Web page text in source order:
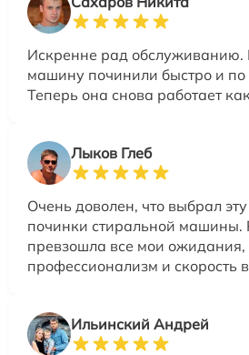
Искренне рад
машину починили быстро и
Теперь она снова работает
Лыков Глеб
Очень доволен, что выбрал
починки стиральной машины.
превзошла все мои ожидания,
профессионализм и скорость
Ильинский Андрей